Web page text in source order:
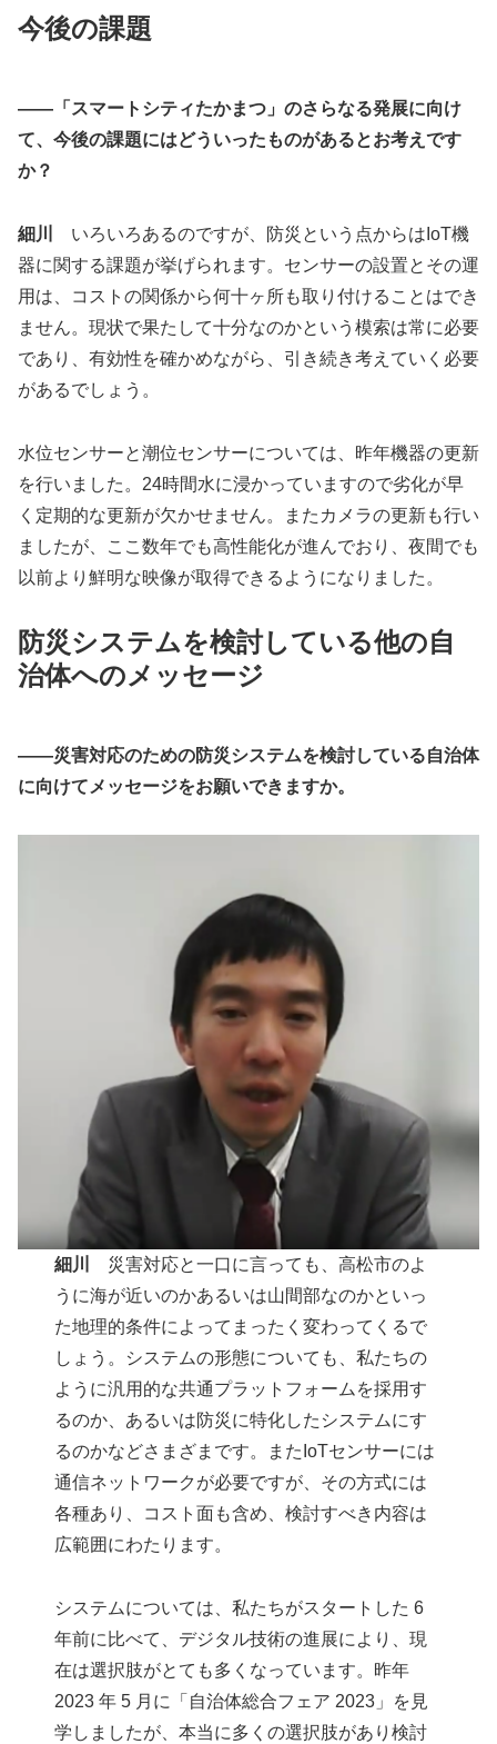
今後の課題
――「スマートシティたかまつ」のさらなる発展に向け
て、今後の課題にはどういったものがあるとお考えです
か？
細川
いろいろあるのですが、防災という点からはIoT機
器に関する課題が挙げられます。センサーの設置とその運
用は、コストの関係から何十ヶ所も取り付けることはでき
ません。現状で果たして十分なのかという模索は常に必要
であり、有効性を確かめながら、引き続き考えていく必要
があるでしょう。
水位センサーと潮位センサーについては、昨年機器の更新
を行いました。24時間水に浸かっていますので劣化が早
く定期的な更新が欠かせません。またカメラの更新も行い
ましたが、ここ数年でも高性能化が進んでおり、夜間でも
以前より鮮明な映像が取得できるようになりました。
防災システムを検討している他の自
治体へのメッセージ
――災害対応のための防災システムを検討している自治体
に向けてメッセージをお願いできますか。
細川
災害対応と一口に言っても、高松市のよ
うに海が近いのかあるいは山間部なのかといっ
た地理的条件によってまったく変わってくるで
しょう。システムの形態についても、私たちの
ように汎用的な共通プラットフォームを採用す
るのか、あるいは防災に特化したシステムにす
るのかなどさまざまです。またIoTセンサーには
通信ネットワークが必要ですが、その方式には
各種あり、コスト面も含め、検討すべき内容は
広範囲にわたります。
システムについては、私たちがスタートした 6
年前に比べて、デジタル技術の進展により、現
在は選択肢がとても多くなっています。昨年
2023 年 5 月に「自治体総合フェア 2023」を見
学しましたが、本当に多くの選択肢があり検討